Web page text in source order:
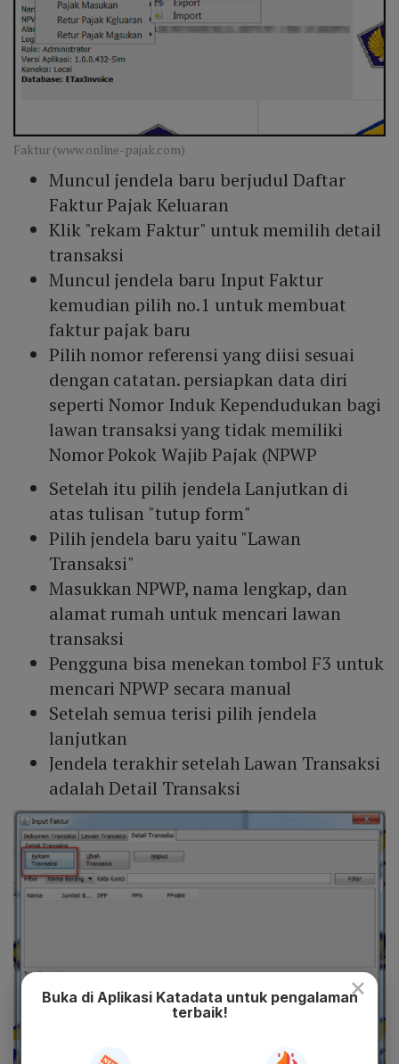
Faktur (www.online-pajak.com)
Muncul jendela baru berjudul Daftar
Faktur Pajak Keluaran
Klik "rekam Faktur" untuk memilih detail
transaksi
Muncul jendela baru Input Faktur
kemudian pilih no.1 untuk membuat
faktur pajak baru
Pilih nomor referensi yang diisi sesuai
dengan catatan. persiapkan data diri
seperti Nomor Induk Kependudukan bagi
lawan transaksi yang tidak memiliki
Nomor Pokok Wajib Pajak (NPWP
Setelah itu pilih jendela Lanjutkan di
atas tulisan "tutup form"
Pilih jendela baru yaitu "Lawan
Transaksi"
Masukkan NPWP, nama lengkap, dan
alamat rumah untuk mencari lawan
transaksi
Pengguna bisa menekan tombol F3 untuk
mencari NPWP secara manual
Setelah semua terisi pilih jendela
lanjutkan
Jendela terakhir setelah Lawan Transaksi
adalah Detail Transaksi
×
Buka di Aplikasi Katadata untuk pengalaman
terbaik!